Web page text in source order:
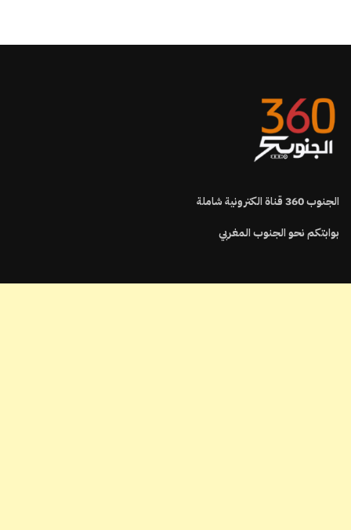
الجنوب360قناة الكترونية شاملة
بوابتكم نحو الجنوب المغربي